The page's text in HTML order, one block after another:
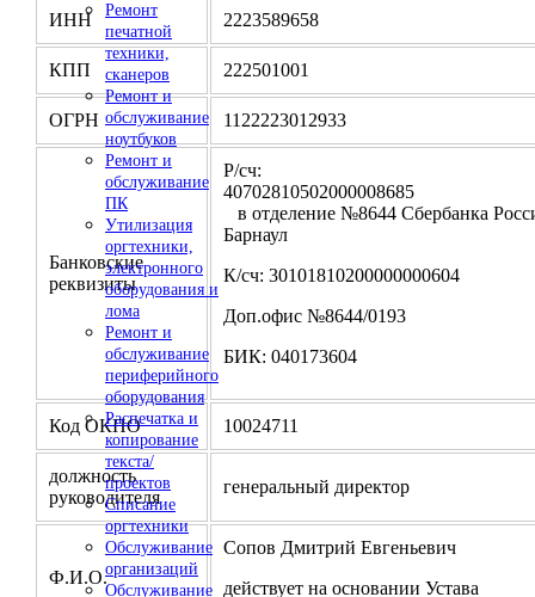
Ремонт
печатной
техники,
сканеров
Ремонт и
обслуживание
ноутбуков
Ремонт и
обслуживание
ПК
Утилизация
оргтехники,
электронного
оборудования и
лома
Ремонт и
обслуживание
периферийного
оборудования
Распечатка и
копирование
текста/
проектов
Списание
оргтехники
Обслуживание
организаций
Обслуживание
ИНН 2223589658
КПП 222501001
ОГРН 1122223012933
Банковские
реквизиты
Р/сч:
в отделение №8644 Сбербанка
Барнаул
К/сч: 30101810200000000604
Доп.офис №8644/0193
БИК: 040173604
Код ОКПО 10024711
должность
руководителя
генеральный директор
Ф.И.О.
Сопов Дмитрий Евгеньевич
действует на основании Устава